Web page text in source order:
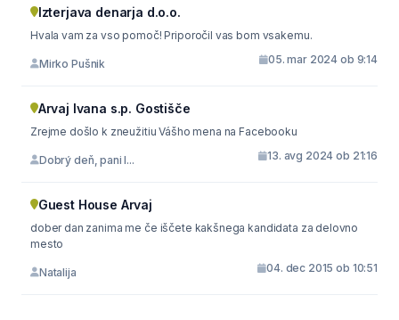
Izterjava denarja d.o.o.
Hvala vam za vso pomoč! Priporočil vas bom vsakemu.
Mirko Pušnik 05. mar 2024 ob 9:14
Arvaj Ivana s.p. Gostišče
Zrejme došlo k zneužitiu Vášho mena na Facebooku
Dobrý deň, pani I... 13. avg 2024 ob 21:16
Guest House Arvaj
dober dan zanima me če iščete kakšnega kandidata za delovno
mesto
Natalija 04. dec 2015 ob 10:51